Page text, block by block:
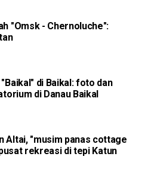
"Omsk - Chernoluche":
di Baikal: foto dan
di Danau Baikal
Altai, "musim panas cottage
rekreasi di tepi Katun